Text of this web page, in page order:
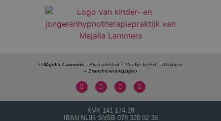
© Majella Lammers | Privacybeleid – Cookie-beleid – Klachten
– Brancheverenigingen
KVK 141 174 19
IBAN NL95 SNSB 078 328 02 38